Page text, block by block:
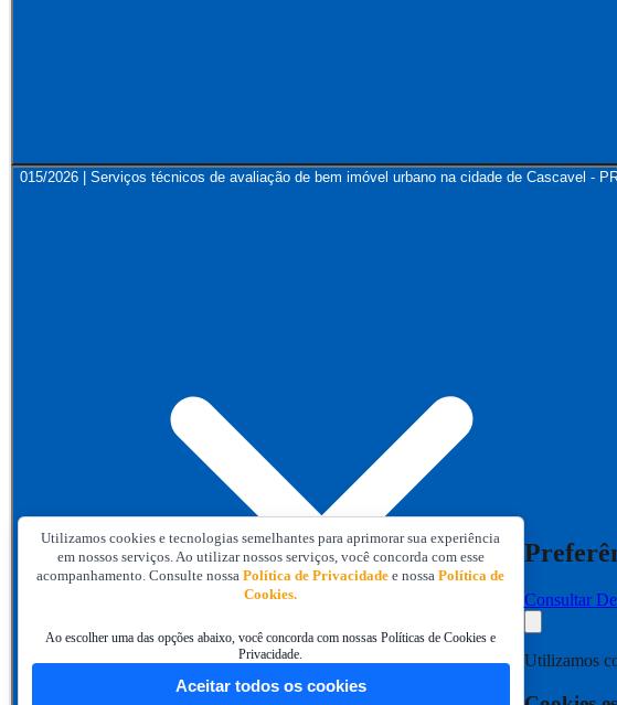
015/2026 | Serviços técnicos de avaliação de bem imóvel urbano na cidade de Cascavel -
Utilizamos cookies e tecnologias semelhantes para aprimorar sua experiência
em nossos serviços. Ao utilizar nossos serviços, você concorda com esse
acompanhamento. Consulte nossaPolítica de Privacidade e nossaPolítica de
Cookies.
Ao escolher uma das opções abaixo, você concorda com nossas Políticas de Cookies e
Privacidade.
Aceitar todos os cookies
Consultar
Utilizamos